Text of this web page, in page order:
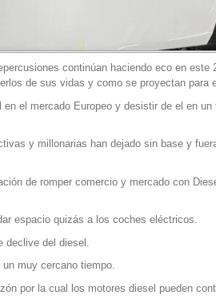
continúan haciendo eco en
de sus vidas y como se proyectan
el mercado Europeo y desistir de el en
y millonarias han dejado sin base y
de romper comercio y mercado con
espacio quizás a los coches eléctricos.
del diesel.
muy cercano tiempo.
por la cual los motores diesel pueden